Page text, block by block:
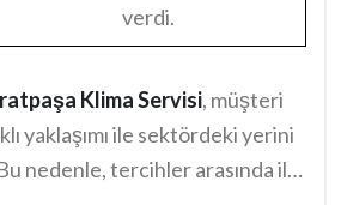
verdi.
Klima Servisi, müşteri
yaklaşımı ile sektördeki yerini
nedenle, tercihler arasında ilk